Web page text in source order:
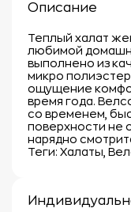
Описание
Теплый халат
любимой
выполнено из
микро
ощущение
время года.
со временем,
поверхности не
нарядно
Теги: Халаты,